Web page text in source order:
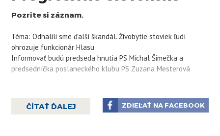
Pozrite si záznam.
Téma: Odhalili sme ďalší škandál. Živobytie stoviek ľudí
ohrozuje funkcionár Hlasu
Informovať budú predseda hnutia PS Michal Šimečka a
predsedníčka poslaneckého klubu PS Zuzana Mesterová
ČÍTAŤ ĎALEJ ZDIEĽAŤ NA FACEBOOK